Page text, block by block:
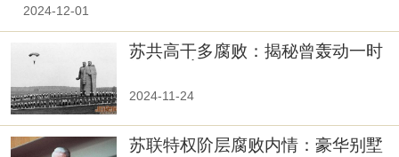
2024-12-01
苏共高干多腐败：揭秘曾轰动一时
2024-11-24
苏联特权阶层腐败内情：豪华别墅